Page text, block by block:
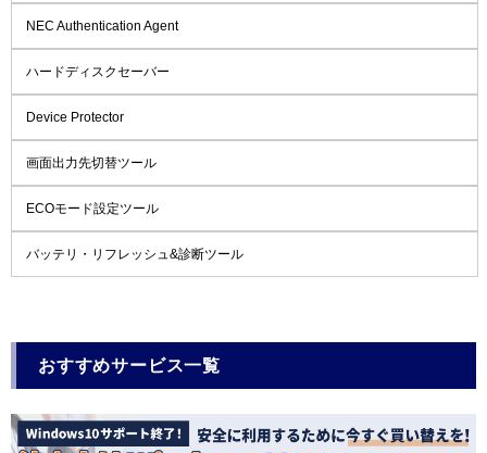
NEC Authentication Agent
ハードディスクセーバー
Device Protector
画面出力先切替ツール
ECOモード設定ツール
バッテリ・リフレッシュ&診断ツール
おすすめサービス一覧